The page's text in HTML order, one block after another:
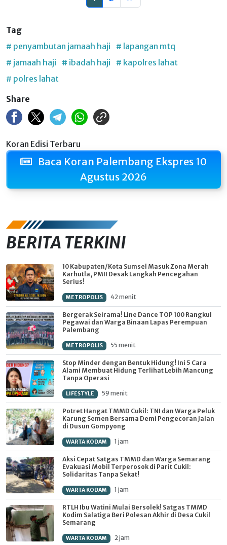
Tag
# penyambutan jamaah haji
# lapangan mtq
# jamaah haji
# ibadah haji
# kapolres lahat
# polres lahat
Share
Koran Edisi Terbaru
Baca Koran Palembang Ekspres 10
Agustus 2026
BERITA TERKINI
10 Kabupaten/Kota Sumsel Masuk Zona Merah
Karhutla, PMII Desak Langkah Pencegahan
Serius!
METROPOLIS 42 menit
Bergerak Seirama! Line Dance TOP 100 Rangkul
Pegawai dan Warga Binaan Lapas Perempuan
Palembang
METROPOLIS 55 menit
Stop Minder dengan Bentuk Hidung! Ini 5 Cara
Alami Membuat Hidung Terlihat Lebih Mancung
Tanpa Operasi
LIFESTYLE 59 menit
Potret Hangat TMMD Cukil: TNI dan Warga Peluk
Karung Semen Bersama Demi Pengecoran Jalan
di Dusun Gompyong
WARTA KODAM 1 jam
Aksi Cepat Satgas TMMD dan Warga Semarang
Evakuasi Mobil Terperosok di Parit Cukil:
Solidaritas Tanpa Sekat!
WARTA KODAM 1 jam
RTLH Ibu Watini Mulai Bersolek! Satgas TMMD
Kodim Salatiga Beri Polesan Akhir di Desa Cukil
Semarang
WARTA KODAM 2 jam